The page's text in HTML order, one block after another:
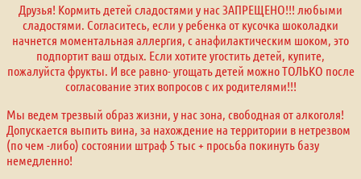
Друзья! Кормить детей сладостями у нас ЗАПРЕЩЕНО!!! любыми
сладостями. Согласитесь, если у ребенка от кусочка шоколадки
начнется моментальная аллергия, с анафилактическим шоком, это
подпортит ваш отдых. Если хотите угостить детей, купите,
пожалуйста фрукты. И все равно- угощать детей можно ТОЛЬКО после
согласование этих вопросов с их родителями!!!
Мы ведем трезвый образ жизни, у нас зона, свободная от алкоголя!
Допускается выпить вина, за нахождение на территории в нетрезвом
(по чем -либо) состоянии штраф 5 тыс + просьба покинуть базу
немедленно!